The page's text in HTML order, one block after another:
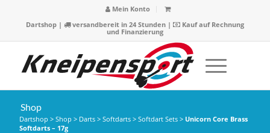
Mein Konto
Dartshop| versandbereit in 24 Stunden |
Kauf auf Rechnung
und Finanzierung
Shop
Dartshop > Shop > Darts> Softdarts> Softdart Sets> Unicorn Core Brass
Softdarts – 17g